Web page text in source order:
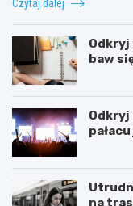
Czytaj dalej
baw
na